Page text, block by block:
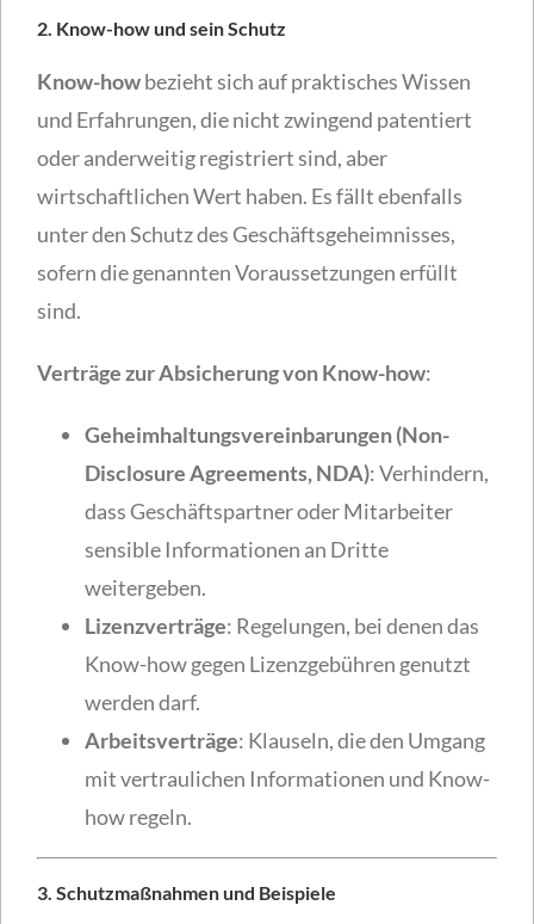
2. Know-how und sein Schutz
Know-howbezieht sich auf praktisches Wissen
und Erfahrungen, die nicht zwingend patentiert
oder anderweitig registriert sind, aber
wirtschaftlichen Wert haben. Es fällt ebenfalls
unter den Schutz des Geschäftsgeheimnisses,
sofern die genannten Voraussetzungen erfüllt
sind.
Verträge zur Absicherung von Know-how:
Geheimhaltungsvereinbarungen (Non-
Disclosure Agreements, NDA): Verhindern,
dass Geschäftspartner oder Mitarbeiter
sensible Informationen an Dritte
weitergeben.
Lizenzverträge: Regelungen, bei denen das
Know-how gegen Lizenzgebühren genutzt
werden darf.
Arbeitsverträge: Klauseln, die den Umgang
mit vertraulichen Informationen und Know-
how regeln.
3. Schutzmaßnahmen und Beispiele